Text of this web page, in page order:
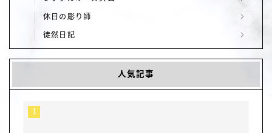
休日の彫り師
徒然日記
人気記事